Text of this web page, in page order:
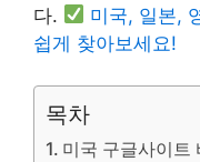
다.
미국, 일본,
쉽게 찾아보세요!
목차
미국 구글사이트